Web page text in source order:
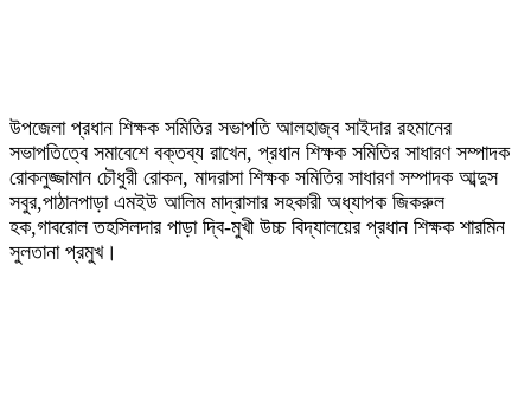
উপজেলা প্রধান শিক্ষক সমিতির সভাপতি আলহাজ্ব সাইদার রহমানের
সভাপতিত্বে সমাবেশে বক্তব্য রাখেন, প্রধান শিক্ষক সমিতির সাধারণ সম্পাদক
রোকনুজ্জামান চৌধুরী রোকন, মাদরাসা শিক্ষক সমিতির সাধারণ সম্পাদক আব্দুস
সবুর,পাঠানপাড়া এমইউ আলিম মাদ্রাসার সহকারী অধ্যাপক জিকরুল
হক,গাবরোল তহসিলদার পাড়া দ্বি-মুখী উচ্চ বিদ্যালয়ের প্রধান শিক্ষক শারমিন
সুলতানা প্রমুখ।